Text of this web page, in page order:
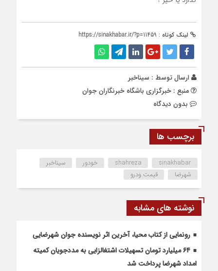
لینک کوتاه : https://sinakhabar.ir/?p=11459
ارسال توسط : سیناخبر
منبع : خبرگزاری باشگاه خبرنگاران جوان
بدون دیدگاه
برچسب ها
shahreza sinakhabar خودور
سیناخبر
شهرضا
قیمت ودرو
نوشته های مشابه
رونمایی از کتاب محیا، آخرین اثر نویسنده جوان شهرضایی
۶۴ میلیارد تومان تسهیلات اشتغالزایی به مددجویان کمیته
امداد شهرضا پرداخت شد